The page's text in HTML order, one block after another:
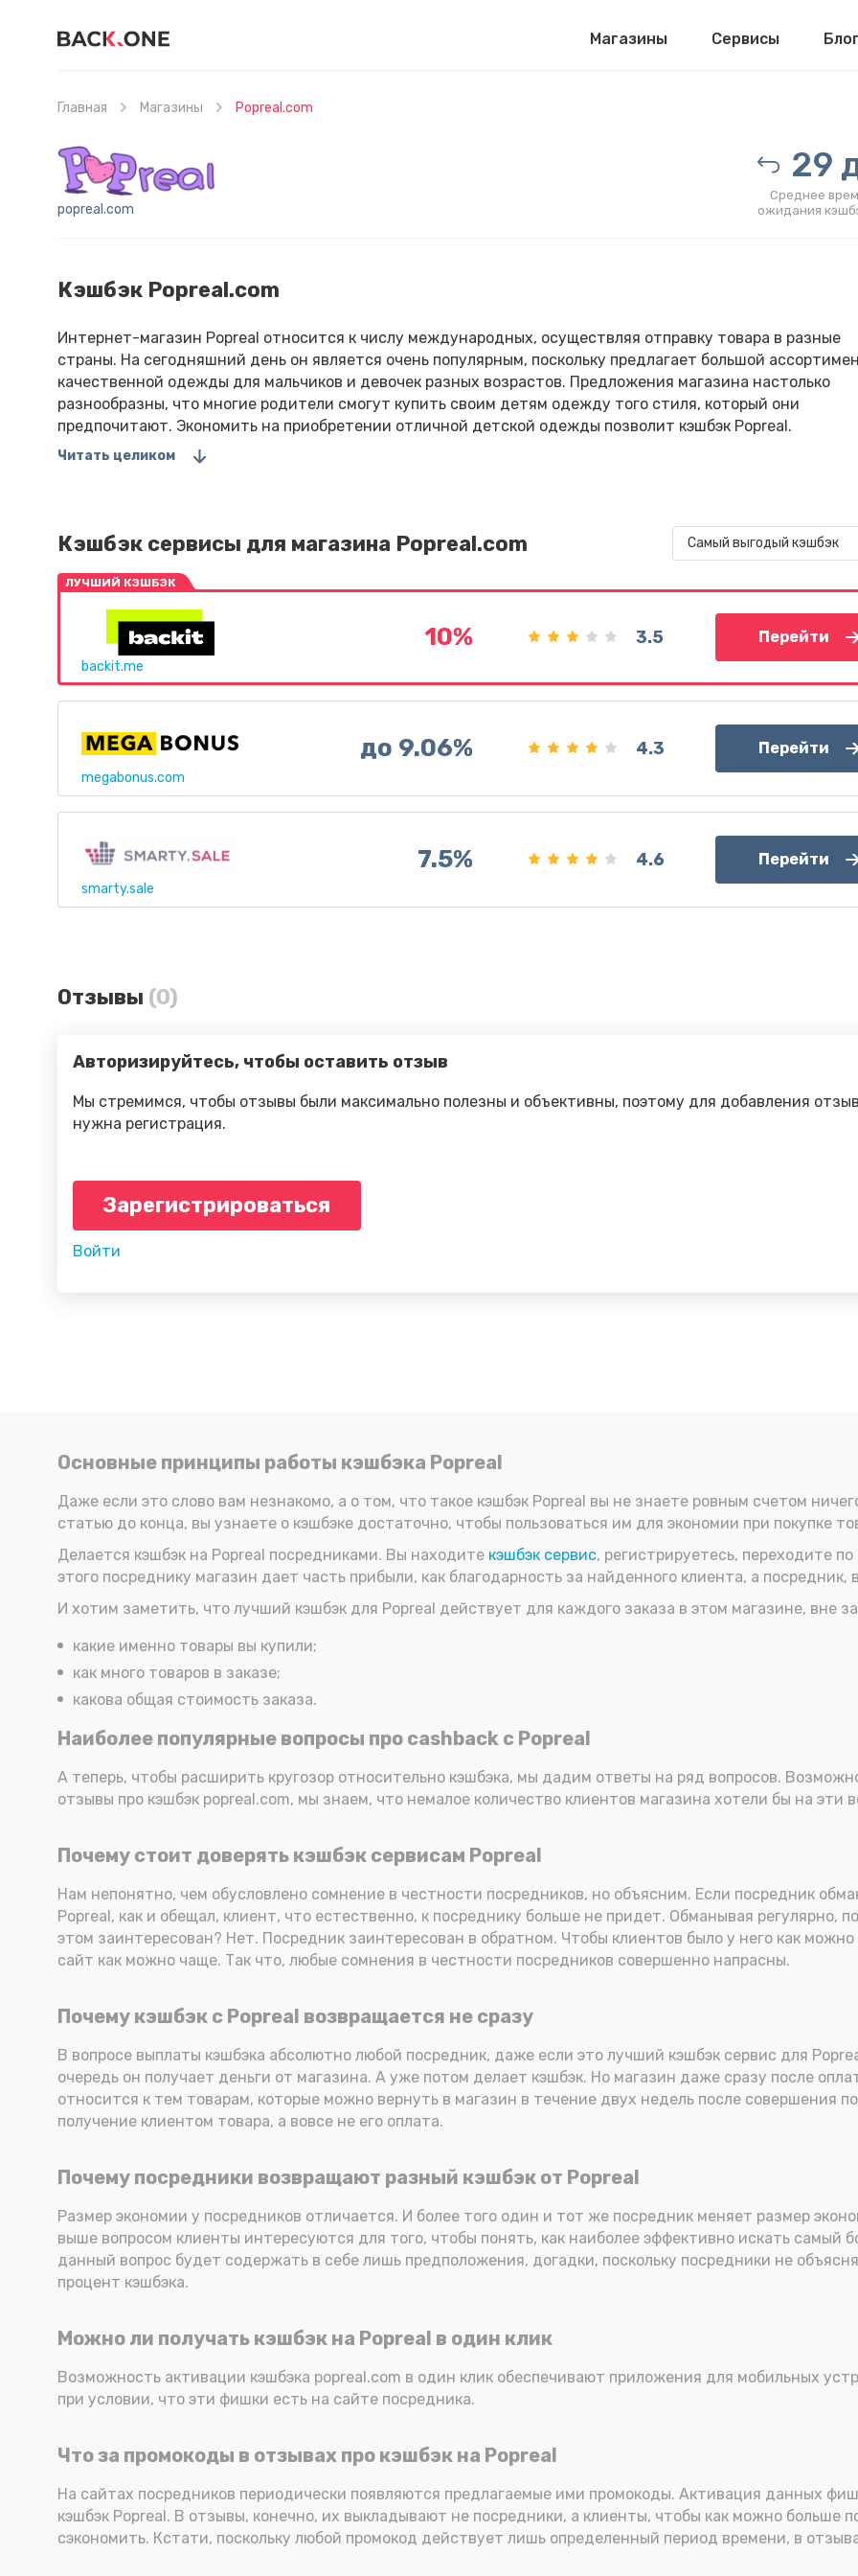
Магазины Сервисы
Главная Магазины Popreal.com
popreal.com
29
Среднее
ожидания
Кэшбэк Popreal.com
Интернет-магазин Popreal относится к числу международных, осуществляя отправку товара в разные
страны. На сегодняшний день он является очень популярным, поскольку предлагает большой
качественной одежды для мальчиков и девочек разных возрастов. Предложения магазина настолько
разнообразны, что многие родители смогут купить своим детям одежду того стиля, который они
предпочитают. Экономить на приобретении отличной детской одежды позволит кэшбэк Popreal.
Читать целиком
Кэшбэк сервисы для магазина Popreal.com Самый выгодый кэшбэк
ЛУЧШИЙ КЭШБЭК
backit.me
10% 3.5 Перейти
megabonus.com
до 9.06% 4.3 Перейти
smarty.sale
7.5% 4.6 Перейти
Отзывы (0)
Авторизируйтесь, чтобы оставить отзыв
Мы стремимся, чтобы отзывы были максимально полезны и объективны, поэтому для добавления
нужна регистрация.
Зарегистрироваться
Войти
Основные принципы работы кэшбэка Popreal
Даже если это слово вам незнакомо, а о том, что такое кэшбэк Popreal вы не знаете ровным счетом
статью до конца, вы узнаете о кэшбэке достаточно, чтобы пользоваться им для экономии при покупке
Делается кэшбэк на Popreal посредниками. Вы находите кэшбэк сервис, регистрируетесь, переходите
этого посреднику магазин дает часть прибыли, как благодарность за найденного клиента, а
И хотим заметить, что лучший кэшбэк для Popreal действует для каждого заказа в этом магазине, вне
какие именно товары вы купили;
как много товаров в заказе;
какова общая стоимость заказа.
Наиболее популярные вопросы про cashback с Popreal
А теперь, чтобы расширить кругозор относительно кэшбэка, мы дадим ответы на ряд вопросов.
отзывы про кэшбэк popreal.com, мы знаем, что немалое количество клиентов магазина хотели бы на эти
Почему стоит доверять кэшбэк сервисам Popreal
Нам непонятно, чем обусловлено сомнение в честности посредников, но объясним. Если посредник
Popreal, как и обещал, клиент, что естественно, к посреднику больше не придет. Обманывая регулярно,
этом заинтересован? Нет. Посредник заинтересован в обратном. Чтобы клиентов было у него как
сайт как можно чаще. Так что, любые сомнения в честности посредников совершенно напрасны.
Почему кэшбэк с Popreal возвращается не сразу
В вопросе выплаты кэшбэка абсолютно любой посредник, даже если это лучший кэшбэк сервис для
очередь он получает деньги от магазина. А уже потом делает кэшбэк. Но магазин даже сразу после
относится к тем товарам, которые можно вернуть в магазин в течение двух недель после совершения
получение клиентом товара, а вовсе не его оплата.
Почему посредники возвращают разный кэшбэк от Popreal
Размер экономии у посредников отличается. И более того один и тот же посредник меняет размер
выше вопросом клиенты интересуются для того, чтобы понять, как наиболее эффективно искать самый
данный вопрос будет содержать в себе лишь предположения, догадки, поскольку посредники не
процент кэшбэка.
Можно ли получать кэшбэк на Popreal в один клик
Возможность активации кэшбэка popreal.com в один клик обеспечивают приложения для мобильных
при условии, что эти фишки есть на сайте посредника.
Что за промокоды в отзывах про кэшбэк на Popreal
На сайтах посредников периодически появляются предлагаемые ими промокоды. Активация данных
кэшбэк Popreal. В отзывы, конечно, их выкладывают не посредники, а клиенты, чтобы как можно больше
сэкономить. Кстати, поскольку любой промокод действует лишь определенный период времени, в